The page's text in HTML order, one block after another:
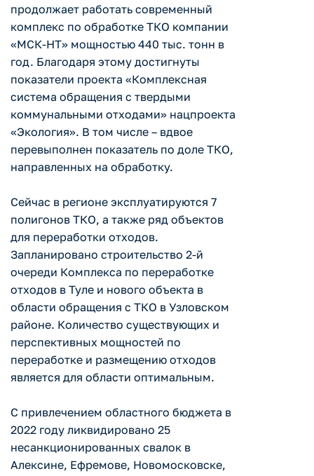
продолжает работать современный
комплекс по обработке ТКО компании
«МСК-НТ» мощностью 440 тыс. тонн в
год. Благодаря этому достигнуты
показатели проекта «Комплексная
система обращения с твердыми
коммунальными отходами» нацпроекта
«Экология». В том числе – вдвое
перевыполнен показатель по доле ТКО,
направленных на обработку.
Сейчас в регионе эксплуатируются 7
полигонов ТКО, а также ряд объектов
для переработки отходов.
Запланировано строительство 2-й
очереди Комплекса по переработке
отходов в Туле и нового объекта в
области обращения с ТКО в Узловском
районе. Количество существующих и
перспективных мощностей по
переработке и размещению отходов
является для области оптимальным.
С привлечением областного бюджета в
2022 году ликвидировано 25
несанкционированных свалок в
Алексине, Ефремове, Новомосковске,